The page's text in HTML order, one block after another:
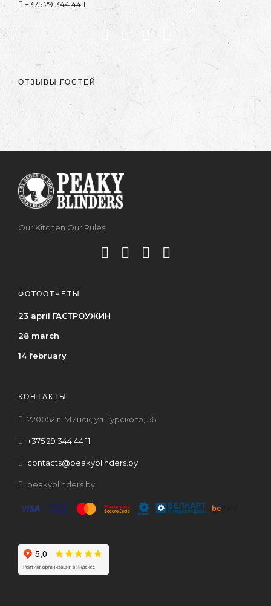
+375 29 344 44 11
ОТЗЫВЫ ГОСТЕЙ
Our Kitchen Our Rules
ФОТООТЧЁТЫ
23 april ГАСТРОУЖИН
28 march
14 february
КОНТАКТЫ
220052 г. Минск, ул. Гурского, 56
+375 29 344 44 11
contacts@peakyblinders.by
peakyblinders.by